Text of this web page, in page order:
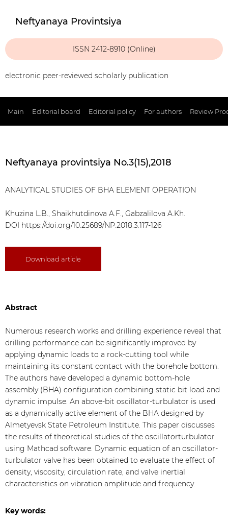
Neftyanaya Provintsiya
ISSN 2412-8910 (Online)
electronic peer-reviewed scholarly publication
Main Editorial board Editorial policy For authors Review
Neftyanaya provintsiya No.3(15),2018
ANALYTICAL STUDIES OF BHA ELEMENT OPERATION
Khuzina L.B., Shaikhutdinova A.F., Gabzalilova A.Kh.
DOI https://doi.org/10.25689/NP.2018.3.117-126
Download article
Abstract
Numerous research works and drilling experience reveal that
drilling performance can be significantly improved by
applying dynamic loads to a rock-cutting tool while
maintaining its constant contact with the borehole bottom.
The authors have developed a dynamic bottom-hole
assembly (BHA) configuration combining static bit load and
dynamic impulse. An above-bit oscillator-turbulator is used
as a dynamically active element of the BHA designed by
Almetyevsk State Petroleum Institute. This paper discusses
the results of theoretical studies of the oscillatorturbulator
using Mathcad software. Dynamic equation of an oscillator-
turbulator valve has been obtained to evaluate the effect of
density, viscosity, circulation rate, and valve inertial
characteristics on vibration amplitude and frequency.
Key words: